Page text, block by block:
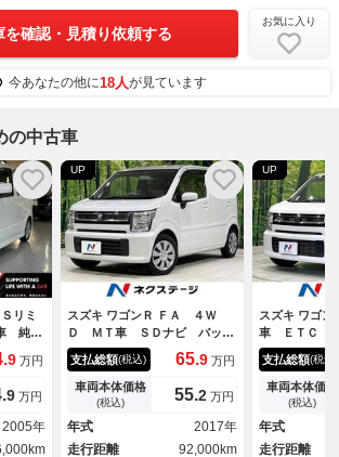
を確認・見積り依頼する
お気に入り
今あなたの他に18人が見ています
の中古車
リミ
純正
ル マ
レス
リン
9 万円
9 万円
2005年
UP
スズキ ワゴンＲ ＦＡ ４Ｗ
Ｄ ＭＴ車 ＳＤナビ バック
カメラ 禁煙車 シートヒータ
ー ドラレコ ビルトインＥＴ
Ｃ ＣＤ再生 地デジ ヘッド
ライトレベライザー 横滑り防
止機能
支払総額(税込) 65.9 万円
車両本体価格
(税込) 55.2 万円
年式
2017年
走行距離
92,000km
UP
スズキ ワゴ
車 ＥＴＣ
アコン キー
パワーウィン
アリング ベ
プライバシ
ョンコントロ
バック 助手
支払総額(税込)
車両本体価格
(税込)
年式
走行距離